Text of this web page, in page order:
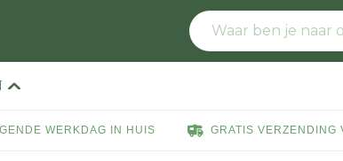
WERKDAG IN HUIS GRATIS VERZENDING